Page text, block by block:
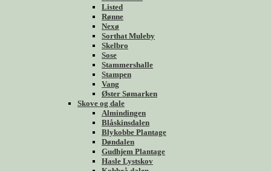
Listed
Rønne
Nexø
Sorthat Muleby
Skelbro
Sose
Stammershalle
Stampen
Vang
Øster Sømarken
Skove og dale
Almindingen
Blåskinsdalen
Blykobbe Plantage
Døndalen
Gudhjem Plantage
Hasle Lystskov